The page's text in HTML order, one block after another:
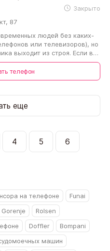
Закрыто
87
людей без каких-
или телевизоров), но
выходит из строя. Если вы
телефон
еще
4 5 6
на телефоне
Funai
Rolsen
Doffler
Bompani
машин